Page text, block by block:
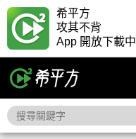
希平方
攻其不背
App 開放下載中